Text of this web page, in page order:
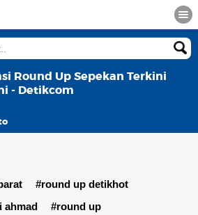
Round Up Sepekan Terkini
- Detikcom
#round up detikhot
ahmad #round up